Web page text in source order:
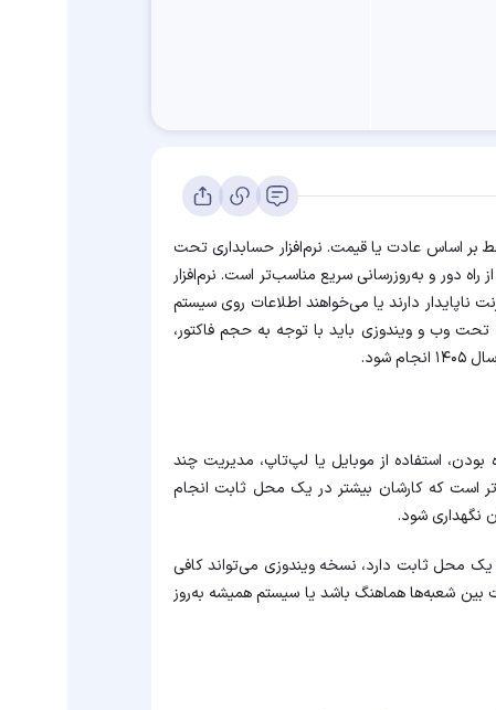
بر اساس عادت یا قیمت. نرم‌افزار حسابداری تحت
دور و به‌روزرسانی سریع مناسب‌تر است. نرم‌افزار
ناپایدار دارند یا می‌خواهند اطلاعات روی سیستم
وب و ویندوزی باید با توجه به حجم فاکتور،
استفاده از موبایل یا لپ‌تاپ، مدیریت چند
است که کارشان بیشتر در یک محل ثابت انجام
نگهداری شود.
محل ثابت دارد، نسخه ویندوزی می‌تواند کافی
بین شعبه‌ها هماهنگ باشد یا سیستم همیشه به‌روز